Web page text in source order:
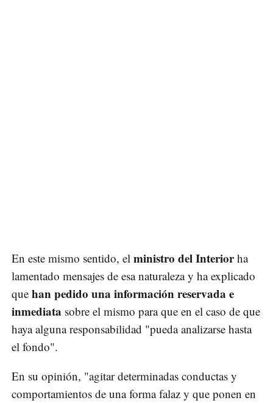
En este mismo sentido, el ministro del Interiorha
lamentado mensajes de esa naturaleza y ha explicado
que han pedido una información reservada e
inmediata sobre el mismo para que en el caso de que
haya alguna responsabilidad "pueda analizarse hasta
el fondo".
En su opinión, "agitar determinadas conductas y
comportamientos de una forma falaz y que ponen en